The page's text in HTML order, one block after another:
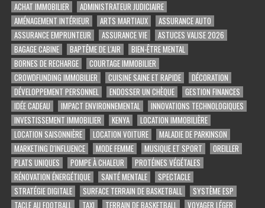
ACHAT IMMOBILIER
ADMINISTRATEUR JUDICIAIRE
AMÉNAGEMENT INTÉRIEUR
ARTS MARTIAUX
ASSURANCE AUTO
ASSURANCE EMPRUNTEUR
ASSURANCE VIE
ASTUCES VALISE 2026
BAGAGE CABINE
BAPTÊME DE L'AIR
BIEN-ÊTRE MENTAL
BORNES DE RECHARGE
COURTAGE IMMOBILIER
CROWDFUNDING IMMOBILIER
CUISINE SAINE ET RAPIDE
DÉCORATION
DÉVELOPPEMENT PERSONNEL
ENDOSSER UN CHÈQUE
GESTION FINANCES
IDÉE CADEAU
IMPACT ENVIRONNEMENTAL
INNOVATIONS TECHNOLOGIQUES
INVESTISSEMENT IMMOBILIER
KENYA
LOCATION IMMOBILIÈRE
LOCATION SAISONNIÈRE
LOCATION VOITURE
MALADIE DE PARKINSON
MARKETING D'INFLUENCE
MODE FEMME MUSIQUE ET SPORT
OREILLER
PLATS UNIQUES
POMPE À CHALEUR
PROTÉINES VÉGÉTALES
RÉNOVATION ÉNERGÉTIQUE
SANTÉ MENTALE
SPECTACLE
STRATÉGIE DIGITALE
SURFACE TERRAIN DE BASKETBALL
SYSTÈME ESP
TACLE AU FOOTBALL
TAXI TERRAIN DE BASKETBALL VOYAGER LÉGER